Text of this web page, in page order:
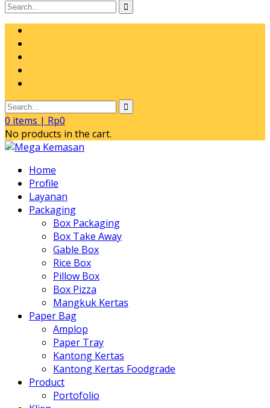
0 items | Rp0
No products in the cart.
Home
Profile
Layanan
Packaging
Box Packaging
Box Take Away
Gable Box
Rice Box
Pillow Box
Box Pizza
Mangkuk Kertas
Paper Bag
Amplop
Paper Tray
Kantong Kertas
Kantong Kertas Foodgrade
Product
Portofolio